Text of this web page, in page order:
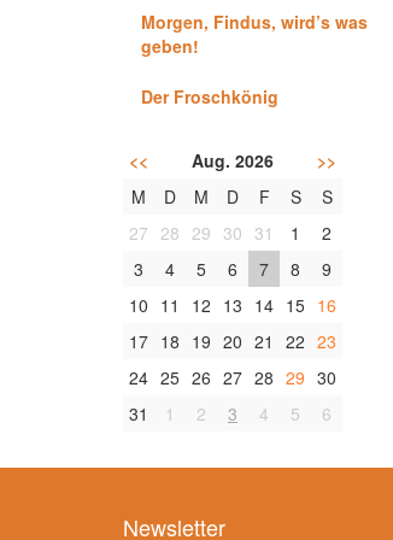
Morgen, Findus, wird’s was
geben!
Der Froschkönig
<< Aug. 2026
>>
M
D M D F S
S
27 28 29 30 31 1
2
3
4 5 6 7 8
9
10 11 12 13 14 15 16
17 18 19 20 21 22 23
24 25 26 27 28 29 30
31
1 2 3 4 5 6
Newsletter